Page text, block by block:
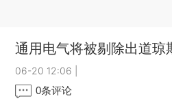
通用电气将被剔除出道琼
06-20 12:06
0条评论